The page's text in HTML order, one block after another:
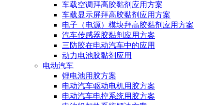
车载空调拜高胶黏剂应用方案
车载显示屏拜高胶黏剂应用方案
电子（电源）模块拜高胶黏剂应用方案
汽车传感器胶黏剂应用方案
三防胶在电动汽车中的应用
动力电池胶黏剂应用
电动汽车
锂电池用胶方案
电动汽车驱动电机用胶方案
电动汽车电控系统用胶方案